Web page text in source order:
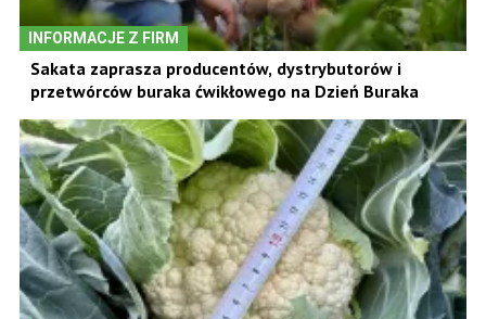
INFORMACJE Z FIRM
Sakata zaprasza producentów, dystrybutorów i
przetwórców buraka ćwikłowego na Dzień Buraka